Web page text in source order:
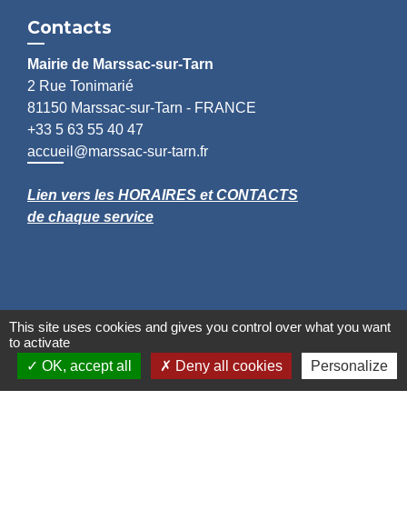
Contacts
Mairie de Marssac-sur-Tarn
2 Rue Tonimarié
81150 Marssac-sur-Tarn - FRANCE
+33 5 63 55 40 47
accueil@marssac-sur-tarn.fr
Lien vers les HORAIRES et CONTACTS
de chaque service
This site uses cookies and gives you control over what you want
to activate
OK, accept all
Deny all cookies Personalize